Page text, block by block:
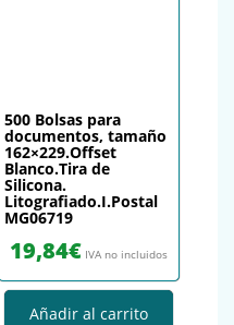
500 Bolsas para
documentos, tamaño
162×229.Offset
Blanco.Tira de
Silicona.
Litografiado.I.Postal
MG06719
19,84€ IVA no incluidos
Añadir al carrito